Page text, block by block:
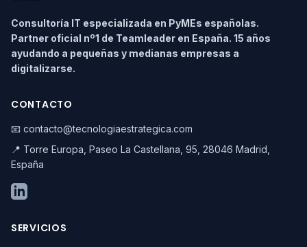
Consultoría IT especializada en PyMEs españolas.
Partner oficial nº1 de Teamleader en España. 15 años
ayudando a pequeñas y medianas empresas a
digitalizarse.
CONTACTO
📧 contacto@tecnologiaestrategica.com
📍 Torre Europa, Paseo La Castellana, 95, 28046 Madrid,
España
SERVICIOS